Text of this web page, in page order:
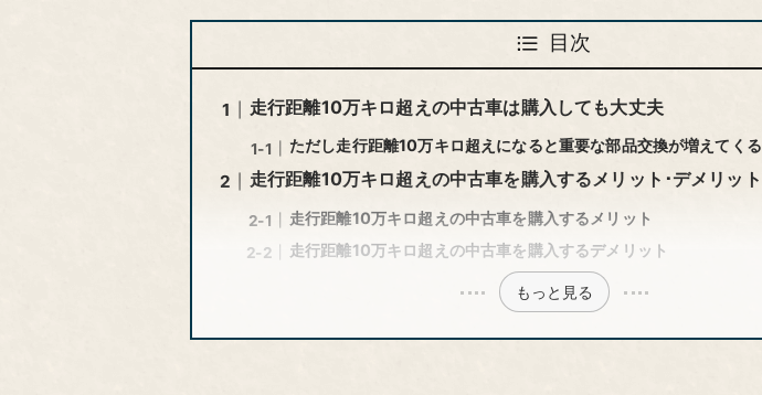
目次
走行距離10万キロ超えの中古車は購入しても大丈夫
ただし走行距離10万キロ超えになると重要な部品交換が増えてくる
走行距離10万キロ超えの中古車を購入するメリット･デメリット
走行距離10万キロ超えの中古車を購入するメリット
走行距離10万キロ超えの中古車を購入するデメリット
もっと見る